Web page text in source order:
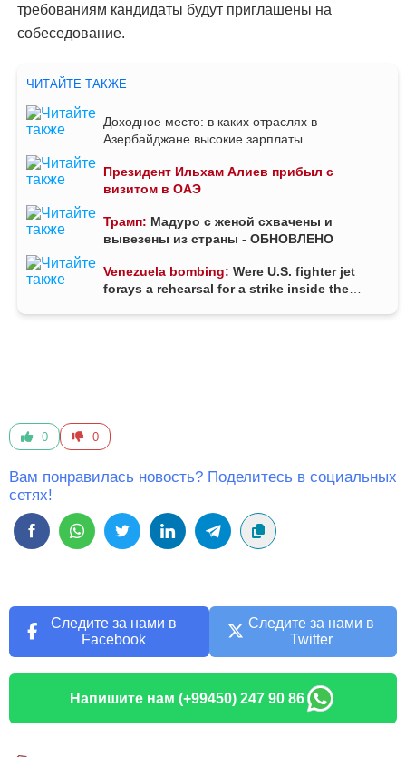
требованиям кандидаты будут приглашены на
собеседование.
ЧИТАЙТЕ ТАКЖЕ
Доходное место: в каких отраслях в
Азербайджане высокие зарплаты
Президент Ильхам Алиев прибыл с
визитом в ОАЭ
Трамп: Мадуро с женой схвачены и
вывезены из страны - ОБНОВЛЕНО
Venezuela bombing: Were U.S. fighter jet
forays a rehearsal for a strike inside the
0 0
Вам понравилась новость? Поделитесь в социальных
сетях!
Следите за нами в
Facebook
Следите за нами в
Twitter
Напишите нам (+99450) 247 90 86